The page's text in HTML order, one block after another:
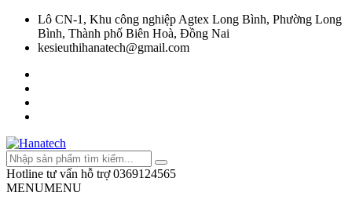
Lô CN-1, Khu công nghiệp Agtex Long Bình, Phường Long
Bình, Thành phố Biên Hoà, Đồng Nai
kesieuthihanatech@gmail.com
Hotline tư vấn hỗ trợ 0369124565
MENUMENU